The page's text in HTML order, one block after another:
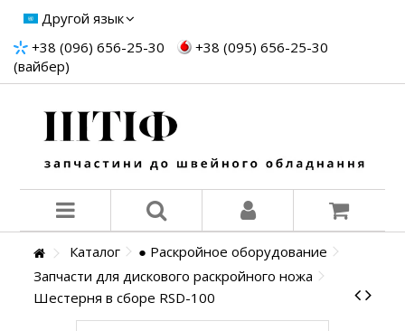
Другой язык
+38 (096) 656-25-30
+38 (095) 656-25-30
(вайбер)
Каталог
● Раскройное оборудование
Запчасти для дискового раскройного ножа
Шестерня в сборе RSD-100